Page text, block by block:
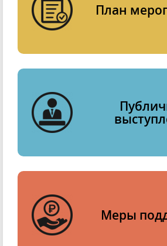
План
Меры